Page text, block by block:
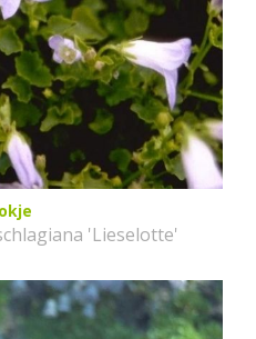
'Lieselotte'